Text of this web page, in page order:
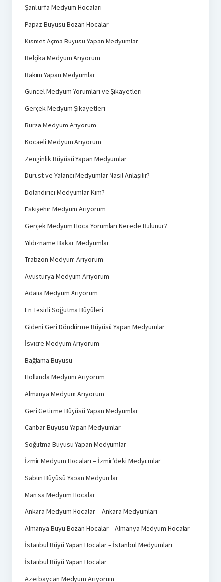
Şanlıurfa Medyum Hocaları
Papaz Büyüsü Bozan Hocalar
Kısmet Açma Büyüsü Yapan Medyumlar
Belçika Medyum Arıyorum
Bakım Yapan Medyumlar
Güncel Medyum Yorumları ve Şikayetleri
Gerçek Medyum Şikayetleri
Bursa Medyum Arıyorum
Kocaeli Medyum Arıyorum
Zenginlik Büyüsü Yapan Medyumlar
Dürüst ve Yalancı Medyumlar Nasıl Anlaşılır?
Dolandırıcı Medyumlar Kim?
Eskişehir Medyum Arıyorum
Gerçek Medyum Hoca Yorumları Nerede Bulunur?
Yıldızname Bakan Medyumlar
Trabzon Medyum Arıyorum
Avusturya Medyum Arıyorum
Adana Medyum Arıyorum
En Tesirli Soğutma Büyüleri
Gideni Geri Döndürme Büyüsü Yapan Medyumlar
İsviçre Medyum Arıyorum
Bağlama Büyüsü
Hollanda Medyum Arıyorum
Almanya Medyum Arıyorum
Geri Getirme Büyüsü Yapan Medyumlar
Canbar Büyüsü Yapan Medyumlar
Soğutma Büyüsü Yapan Medyumlar
İzmir Medyum Hocaları – İzmir’deki Medyumlar
Sabun Büyüsü Yapan Medyumlar
Manisa Medyum Hocalar
Ankara Medyum Hocalar – Ankara Medyumları
Almanya Büyü Bozan Hocalar – Almanya Medyum Hocalar
İstanbul Büyü Yapan Hocalar – İstanbul Medyumları
İstanbul Büyü Yapan Hocalar
Azerbaycan Medyum Arıyorum